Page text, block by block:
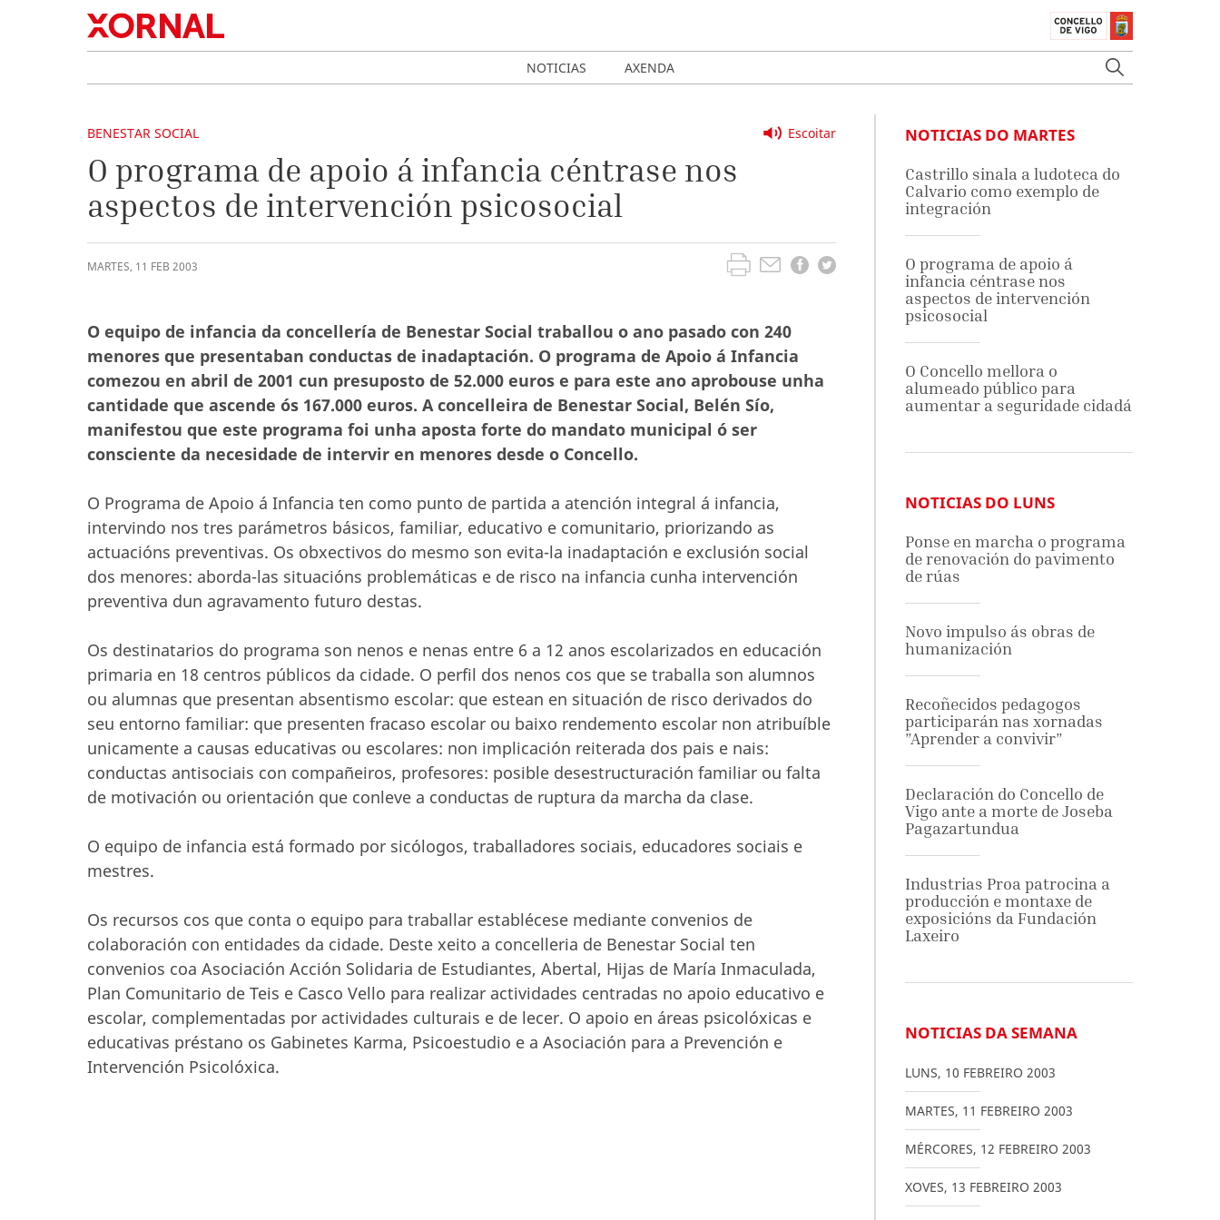
NOTICIAS AXENDA
Escoitar
BENESTAR SOCIAL
O programa de apoio á infancia céntrase nos
aspectos de intervención psicosocial
MARTES, 11 FEB 2003
O equipo de infancia da concellería de Benestar Social traballou o ano pasado con 240
menores que presentaban conductas de inadaptación. O programa de Apoio á Infancia
comezou en abril de 2001 cun presuposto de 52.000 euros e para este ano aprobouse unha
cantidade que ascende ós 167.000 euros. A concelleira de Benestar Social, Belén Sío,
manifestou que este programa foi unha aposta forte do mandato municipal ó ser
consciente da necesidade de intervir en menores desde o Concello.
O Programa de Apoio á Infancia ten como punto de partida a atención integral á infancia,
intervindo nos tres parámetros básicos, familiar, educativo e comunitario, priorizando as
actuacións preventivas. Os obxectivos do mesmo son evita-la inadaptación e exclusión social
dos menores: aborda-las situacións problemáticas e de risco na infancia cunha intervención
preventiva dun agravamento futuro destas.
Os destinatarios do programa son nenos e nenas entre 6 a 12 anos escolarizados en educación
primaria en 18 centros públicos da cidade. O perfil dos nenos cos que se traballa son alumnos
ou alumnas que presentan absentismo escolar: que estean en situación de risco derivados do
seu entorno familiar: que presenten fracaso escolar ou baixo rendemento escolar non atribuíble
unicamente a causas educativas ou escolares: non implicación reiterada dos pais e nais:
conductas antisociais con compañeiros, profesores: posible desestructuración familiar ou falta
de motivación ou orientación que conleve a conductas de ruptura da marcha da clase.
O equipo de infancia está formado por sicólogos, traballadores sociais, educadores sociais e
mestres.
Os recursos cos que conta o equipo para traballar establécese mediante convenios de
colaboración con entidades da cidade. Deste xeito a concelleria de Benestar Social ten
convenios coa Asociación Acción Solidaria de Estudiantes, Abertal, Hijas de María Inmaculada,
Plan Comunitario de Teis e Casco Vello para realizar actividades centradas no apoio educativo e
escolar, complementadas por actividades culturais e de lecer. O apoio en áreas psicolóxicas e
educativas préstano os Gabinetes Karma, Psicoestudio e a Asociación para a Prevención e
Intervención Psicolóxica.
NOTICIAS DO MARTES
Castrillo sinala a ludoteca do
Calvario como exemplo de
integración
O programa de apoio á
infancia céntrase nos
aspectos de intervención
psicosocial
O Concello mellora o
alumeado público para
aumentar a seguridade cidadá
NOTICIAS DO LUNS
Ponse en marcha o programa
de renovación do pavimento
de rúas
Novo impulso ás obras de
humanización
Recoñecidos pedagogos
participarán nas xornadas
”Aprender a convivir”
Declaración do Concello de
Vigo ante a morte de Joseba
Pagazartundua
Industrias Proa patrocina a
producción e montaxe de
exposicións da Fundación
Laxeiro
NOTICIAS DA SEMANA
LUNS, 10 FEBREIRO 2003
MARTES, 11 FEBREIRO 2003
MÉRCORES, 12 FEBREIRO 2003
XOVES, 13 FEBREIRO 2003